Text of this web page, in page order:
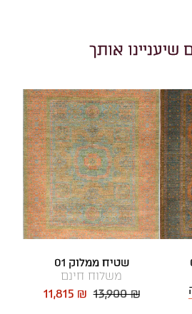
שיעניינו אותך
שטיח ממלוק 01
משלוח חינם
13,900 ₪
11,815 ₪